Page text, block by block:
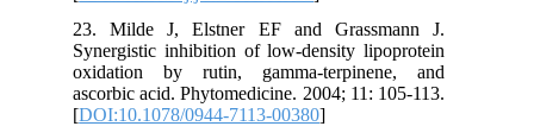
23. Milde J, Elstner EF and Grassmann J.
Synergistic inhibition of low-density lipoprotein
oxidation by rutin, gamma-terpinene, and
ascorbic acid. Phytomedicine. 2004; 11: 105-113.
[DOI:10.1078/0944-7113-00380